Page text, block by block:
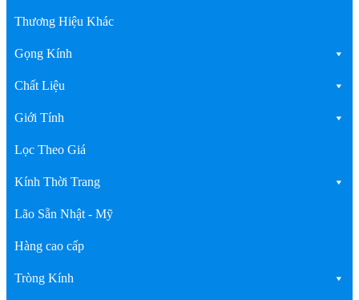
Thương Hiệu Khác
Gọng Kính
Chất Liệu
Giới Tính
Lọc Theo Giá
Kính Thời Trang
Lão Sẵn Nhật - Mỹ
Hàng cao cấp
Tròng Kính